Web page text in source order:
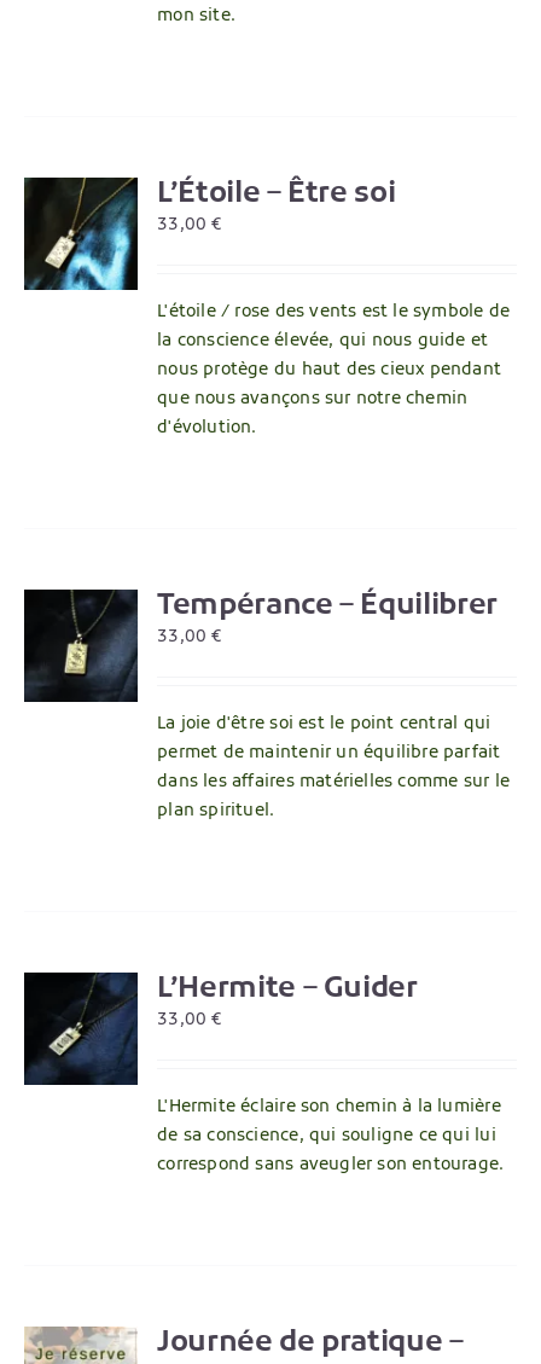
mon site.
L’Étoile – Être soi
33,00€
L'étoile / rose des vents est le symbole de
la conscience élevée, qui nous guide et
nous protège du haut des cieux pendant
que nous avançons sur notre chemin
d'évolution.
Tempérance – Équilibrer
33,00€
La joie d'être soi est le point central qui
permet de maintenir un équilibre parfait
dans les affaires matérielles comme sur le
plan spirituel.
L’Hermite – Guider
33,00€
L'Hermite éclaire son chemin à la lumière
de sa conscience, qui souligne ce qui lui
correspond sans aveugler son entourage.
Journée de pratique –